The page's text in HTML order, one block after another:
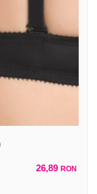
26,89 RON